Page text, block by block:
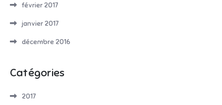
février 2017
janvier 2017
décembre 2016
Catégories
2017